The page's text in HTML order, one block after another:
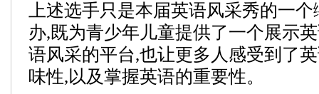
上述选手只是本届英语风采秀的一
办,既为青少年儿童提供了一个展示
语风采的平台,也让更多人感受到了
味性,以及掌握英语的重要性。